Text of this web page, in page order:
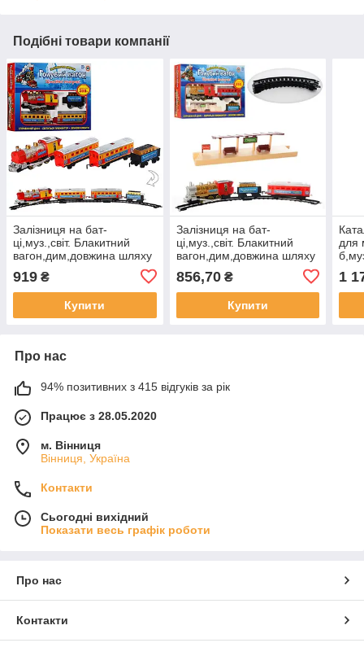
Подібні товари компанії
Залізниця на бат-
ці,муз.,світ. Блакитний
вагон,дим,довжина шляху
380см,в кор-ці,47х33х7см
№7017/615(12)
919 ₴
Купити
Залізниця на бат-
ці,муз.,світ. Блакитний
вагон,дим,довжина шляху
282см,в кор-ці,49х29х7см
№7013/609(12)
856,70₴
Купити
для
,2
1
Про нас
94% позитивних з 415 відгуків за рік
Працює з 28.05.2020
м. Вінниця
Вінниця, Україна
Контакти
Сьогодні вихідний
Показати весь графік роботи
Про нас
Контакти